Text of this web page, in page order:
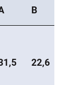
B
22,6